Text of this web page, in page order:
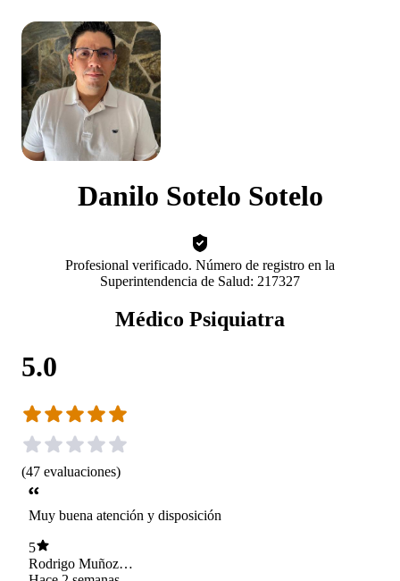
Danilo Sotelo Sotelo
Profesional verificado. Número de registro en la
Superintendencia de Salud: 217327
Médico Psiquiatra
5.0
(47 evaluaciones)
Muy buena atención y disposición
5
Rodrigo Muñoz